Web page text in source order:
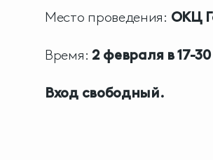
Место проведения: ОКЦ
Время: 2 февраля в 17-30
Вход свободный.